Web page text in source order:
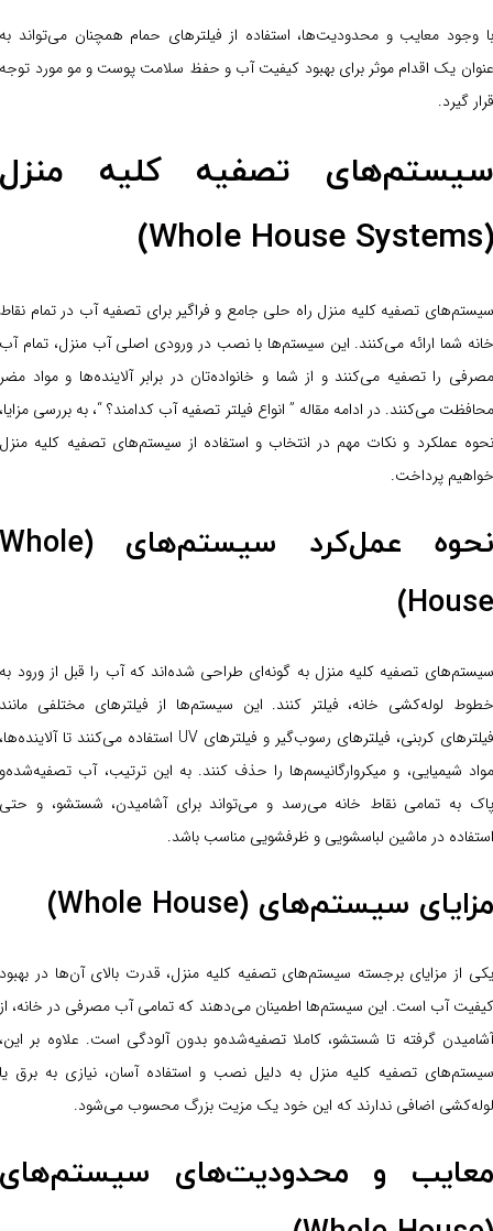
با وجود معایب و محدودیت‌ها، استفاده از فیلترهای حمام همچنان می‌تواند به
عنوان یک اقدام موثر برای بهبود کیفیت آب و حفظ سلامت پوست و مو مورد توجه
قرار گیرد.
سیستم‌های تصفیه کلیه منزل
(Whole House Systems)
سیستم‌های تصفیه کلیه منزل راه حلی جامع و فراگیر برای تصفیه آب در تمام نقاط
خانه شما ارائه می‌کنند. این سیستم‌ها با نصب در ورودی اصلی آب منزل، تمام آب
مصرفی را تصفیه می‌کنند و از شما و خانواده‌تان در برابر آلاینده‌ها و مواد مضر
محافظت می‌کنند. در ادامه مقاله ” انواع فیلتر تصفیه آب کدامند؟ “، به بررسی مزایا،
نحوه عملکرد و نکات مهم در انتخاب و استفاده از سیستم‌های تصفیه کلیه منزل
خواهیم پرداخت.
نحوه عمل‌کرد سیستم‌های (Whole
House)
سیستم‌های تصفیه کلیه منزل به گونه‌ای طراحی شده‌اند که آب را قبل از ورود به
خطوط لوله‌کشی خانه، فیلتر کنند. این سیستم‌ها از فیلترهای مختلفی مانند
فیلترهای کربنی، فیلترهای رسوب‌گیر و فیلترهای UV استفاده می‌کنند تا آلاینده‌ها،
مواد شیمیایی، و میکروارگانیسم‌ها را حذف کنند. به این ترتیب، آب تصفیه‌شده‌و
پاک به تمامی نقاط خانه می‌رسد و می‌تواند برای آشامیدن، شستشو، و حتی
استفاده در ماشین لباسشویی و ظرفشویی مناسب باشد.
مزایای سیستم‌های (Whole House)
یکی از مزایای برجسته سیستم‌های تصفیه کلیه منزل، قدرت بالای آن‌ها در بهبود
کیفیت آب است. این سیستم‌ها اطمینان می‌دهند که تمامی آب مصرفی در خانه، از
آشامیدن گرفته تا شستشو، کاملا تصفیه‌شده‌و بدون آلودگی است. علاوه بر این،
سیستم‌های تصفیه کلیه منزل به دلیل نصب و استفاده آسان، نیازی به برق یا
لوله‌کشی اضافی ندارند که این خود یک مزیت بزرگ محسوب می‌شود.
معایب و محدودیت‌های سیستم‌های